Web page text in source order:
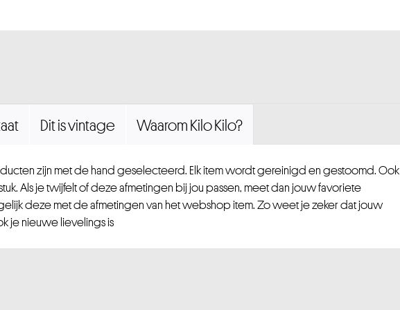
Dit is vintage Waarom Kilo Kilo?
zijn met de hand geselecteerd. Elk item wordt gereinigd en gestoomd. Ook
Als je twijfelt of deze afmetingen bij jou passen, meet dan jouw favoriete
deze met de afmetingen van het webshop item. Zo weet je zeker dat jouw
je nieuwe lievelings is